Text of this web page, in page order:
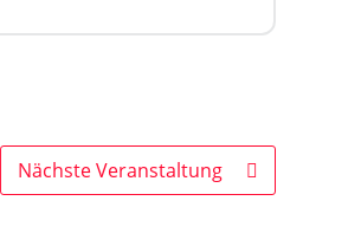
Nächste Veranstaltung